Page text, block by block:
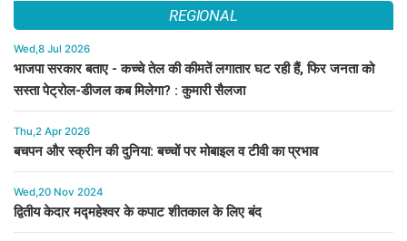
REGIONAL
Wed,8 Jul 2026
भाजपा सरकार बताए - कच्चे तेल की कीमतें लगातार घट रही हैं, फिर जनता को
सस्ता पेट्रोल-डीजल कब मिलेगा? : कुमारी सैलजा
Thu,2 Apr 2026
बचपन और स्क्रीन की दुनिया: बच्चों पर मोबाइल व टीवी का प्रभाव
Wed,20 Nov 2024
द्वितीय केदार मद्महेश्वर के कपाट शीतकाल के लिए बंद